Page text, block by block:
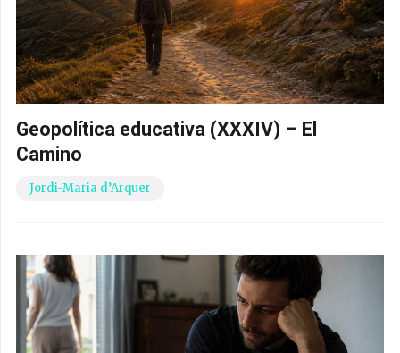
Geopolítica educativa (XXXIV) – El
Camino
Jordi-Maria d’Arquer